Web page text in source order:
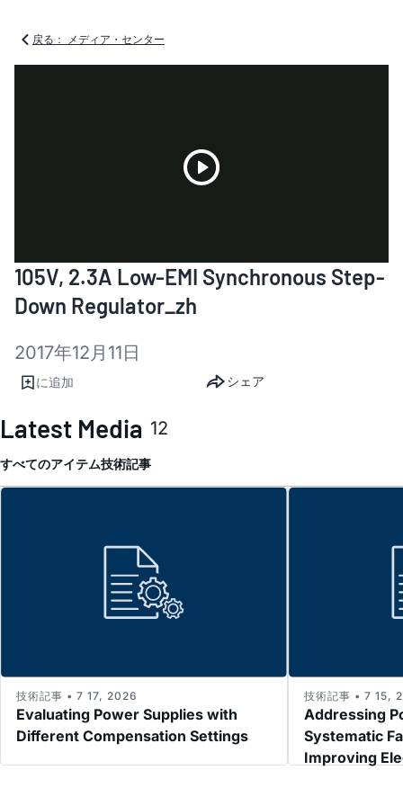
戻る： メディア・センター
Video
105V, 2.3A Low-EMI Synchronous Step-
Down Regulator_zh
2017年12月11日
に追加 シェア
Latest Media 12
すべてのアイテム技術記事
Evaluating Power Supplies with
Different Compensation Settings
技術記事 • 7 17, 2026
Addressing
Systematic
Improving
技術記事 • 7 15,